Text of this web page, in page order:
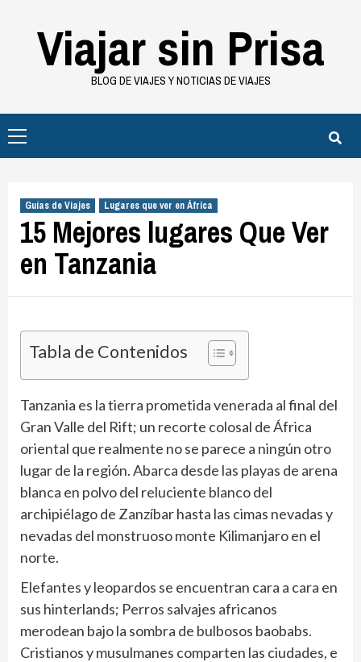
contenidoViajar sin Prisa
BLOG DE VIAJES Y NOTICIAS DE VIAJES
principal
Guías de Viajes Lugares que ver en África
15 Mejores lugares Que Ver
en Tanzania
Tabla de Contenidos
Tanzania es la tierra prometida venerada al final del
Gran Valle del Rift; un recorte colosal de África
oriental que realmente no se parece a ningún otro
lugar de la región. Abarca desde las playas de arena
blanca en polvo del reluciente blanco del
archipiélago de Zanzíbar hasta las cimas nevadas y
nevadas del monstruoso monte Kilimanjaro en el
norte.
Elefantes y leopardos se encuentran cara a cara en
sus hinterlands; Perros salvajes africanos
merodean bajo la sombra de bulbosos baobabs.
Cristianos y musulmanes comparten las ciudades, e